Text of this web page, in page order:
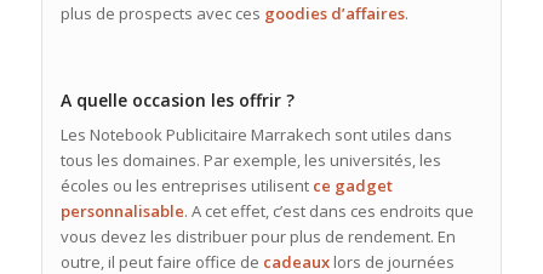
plus de prospects avec ces goodies d’affaires.
A quelle occasion les offrir ?
Les Notebook Publicitaire Marrakech sont utiles dans
tous les domaines. Par exemple, les universités, les
écoles ou les entreprises utilisent ce gadget
personnalisable. A cet effet, c’est dans ces endroits que
vous devez les distribuer pour plus de rendement. En
outre, il peut faire office de cadeauxlors de journées